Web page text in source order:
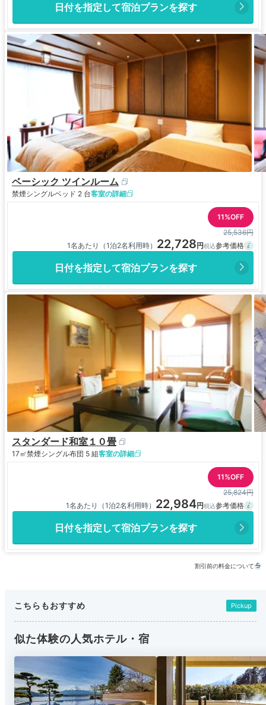
日付を指定して宿泊プランを探す
ベーシック ツインルーム
禁煙シングルベッド 2 台客室の詳細
11%OFF
25,536円
1名あたり（1泊2名利用時） 22,728
日付を指定して宿泊プランを探す
スタンダード和室１０畳
17㎡禁煙シングル布団 5 組客室の詳細
11%OFF
25,824円
1名あたり（1泊2名利用時） 22,984
日付を指定して宿泊プランを探す
割引前の料金について
こちらもおすすめ Pickup
似た体験の人気ホテル・宿